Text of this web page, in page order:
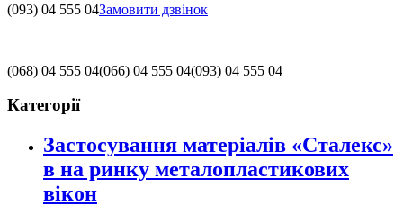
(093) 04 555 04Замовити дзвінок
(068) 04 555 04(066) 04 555 04(093) 04 555 04
Категорії
Застосування матеріалів «Сталекс»
в на ринку металопластикових
вікон